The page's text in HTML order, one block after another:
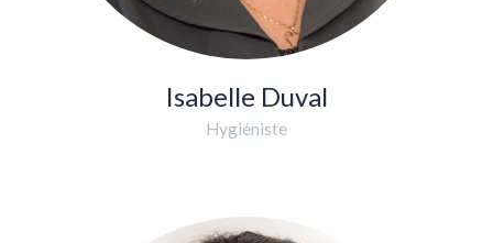
Isabelle Duval
Hygiéniste